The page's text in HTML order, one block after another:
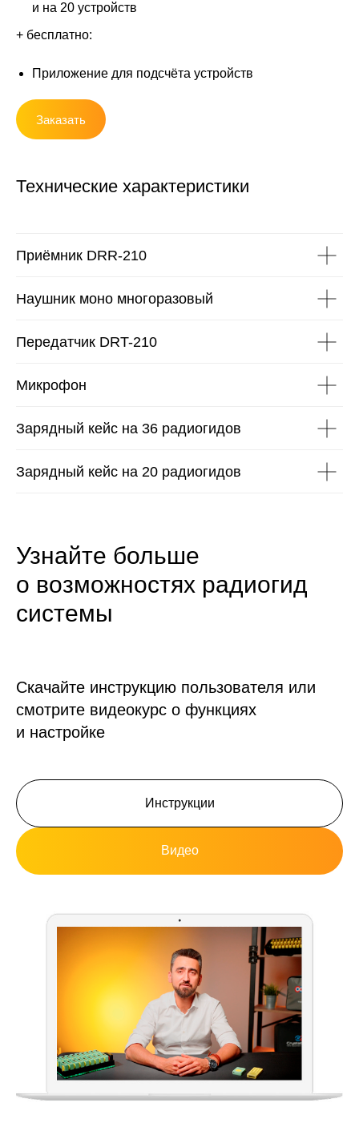
и на 20 устройств
+ бесплатно:
Приложение для подсчёта устройств
Заказать
Технические характеристики
Приёмник DRR-210
Наушник моно многоразовый
Передатчик DRT-210
Микрофон
Зарядный кейс на 36 радиогидов
Зарядный кейс на 20 радиогидов
Узнайте больше
о возможностях радиогид
системы
Скачайте инструкцию пользователя или
смотрите видеокурс о функциях
и настройке
Инструкции
Видео